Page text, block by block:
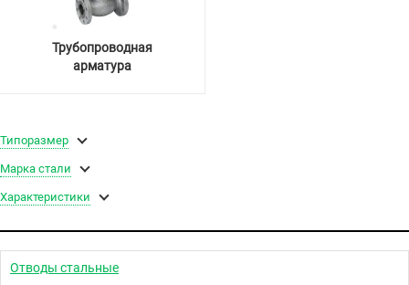
Трубопроводная
арматура
Типоразмер
Марка стали
Характеристики
Отводы стальные